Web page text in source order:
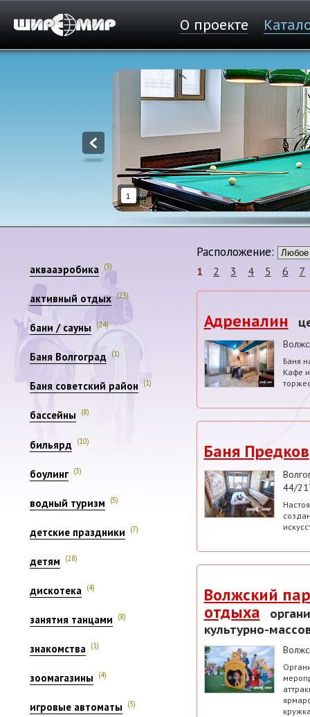
О проекте
1
аквааэробика (3)
активный отдых (23)
бани / сауны (24)
Баня Волгоград (1)
Баня советский район (1)
бассейны (8)
бильярд (10)
боулинг (3)
водный туризм (5)
детские праздники (7)
детям (28)
дискотека (4)
занятия танцами (8)
знакомства (1)
зоомагазины (4)
игровые автоматы (3)
Расположение:
1 2 3 4 5 6 7
Адреналин
Баня
Кафе
Баня Предков
44/
Волжский
отдыха
культурно-